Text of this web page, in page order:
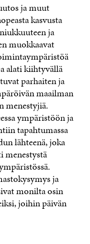
ja muut
kasvusta
ja
muokkaavat
alati kiihtyvällä
parhaiten ja
maailman
menestyjiä.
ympäristöön ja
tapahtumassa
lähteenä, joka
menestystä
ja
monilta osin
joihin päivän